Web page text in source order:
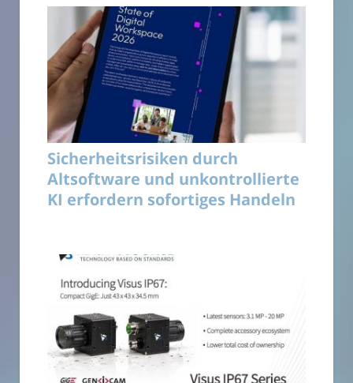
Sicherheitsrisiken durch
Altsoftware und unkontrollierte
KI erfordern sofortiges Handeln